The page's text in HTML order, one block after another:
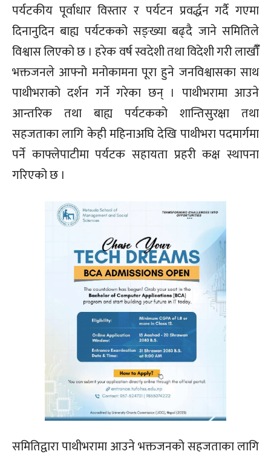
पर्यटकीय पूर्वाधार विस्तार र पर्यटन प्रवर्द्धन गर्दै गएमा
दिनानुदिन बाह्य पर्यटकको सङ्ख्या बढ्दै जाने समितिले
विश्वास लिएको छ । हरेक वर्ष स्वदेशी तथा विदेशी गरी लाखौँँ
भक्तजनले आफ्नो मनोकामना पूरा हुने जनविश्वासका साथ
पाथीभराको दर्शन गर्ने गरेका छन् । पाथीभरामा आउने
आन्तरिक तथा बाह्य पर्यटकको शान्तिसुरक्षा तथा
सहजताका लागि केही महिनाअघि देखि पाथीभरा पदमार्गमा
पर्ने काफ्लेपाटीमा पर्यटक सहायता प्रहरी कक्ष स्थापना
गरिएको छ ।
समितिद्वारा पाथीभरामा आउने भक्तजनको सहजताका लागि